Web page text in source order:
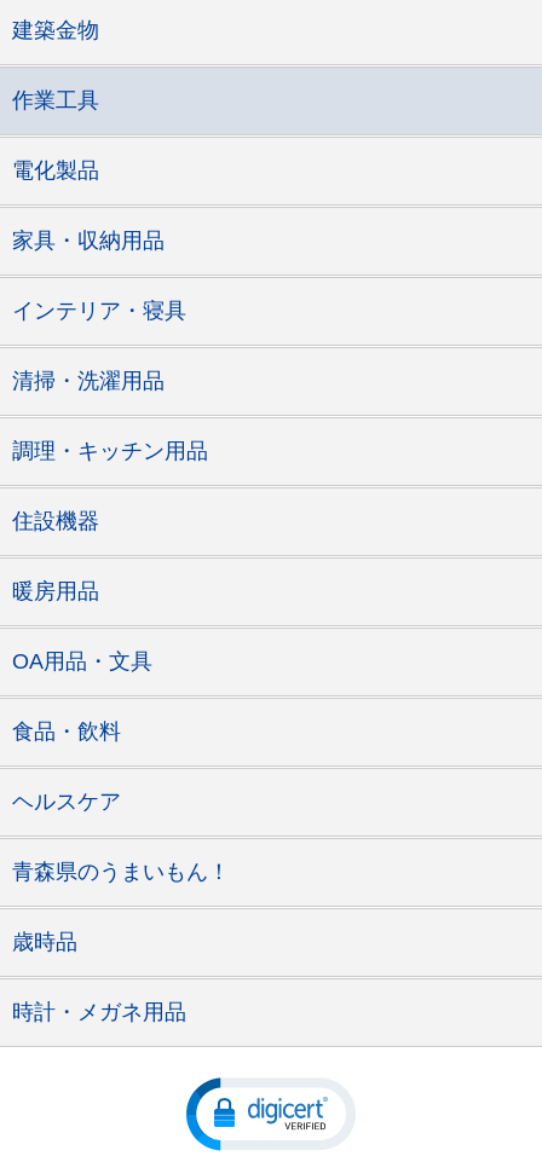
建築金物
作業工具
電化製品
家具・収納用品
インテリア・寝具
清掃・洗濯用品
調理・キッチン用品
住設機器
暖房用品
OA用品・文具
食品・飲料
ヘルスケア
青森県のうまいもん！
歳時品
時計・メガネ用品